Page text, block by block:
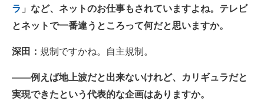
AI活用のいまが分かる
ラ 」など、ネットのお仕事もされていますよね。テレビ
とネットで一番違うところって何だと思いますか。
深田： 規制ですかね。自主規制。
――例えば地上波だと出来ないけれど、カリギュラだと
実現できたという代表的な企画はありますか。